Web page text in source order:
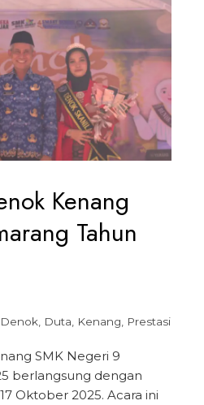
Kenang
Tahun
Denok Duta Kenang Prestasi
SMK Negeri 9
berlangsung dengan
Oktober 2025. Acara ini